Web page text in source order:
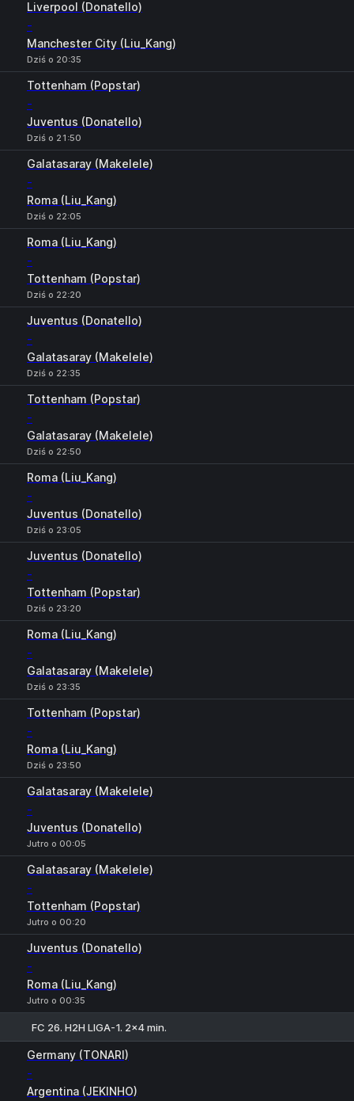
Liverpool (Donatello)
-
Manchester City (Liu_Kang)
Dziś o 20:35
Tottenham (Popstar)
-
Juventus (Donatello)
Dziś o 21:50
Galatasaray (Makelele)
-
Roma (Liu_Kang)
Dziś o 22:05
Roma (Liu_Kang)
-
Tottenham (Popstar)
Dziś o 22:20
Juventus (Donatello)
-
Galatasaray (Makelele)
Dziś o 22:35
Tottenham (Popstar)
-
Galatasaray (Makelele)
Dziś o 22:50
Roma (Liu_Kang)
-
Juventus (Donatello)
Dziś o 23:05
Juventus (Donatello)
-
Tottenham (Popstar)
Dziś o 23:20
Roma (Liu_Kang)
-
Galatasaray (Makelele)
Dziś o 23:35
Tottenham (Popstar)
-
Roma (Liu_Kang)
Dziś o 23:50
Galatasaray (Makelele)
-
Juventus (Donatello)
Jutro o 00:05
Galatasaray (Makelele)
-
Tottenham (Popstar)
Jutro o 00:20
Juventus (Donatello)
-
Roma (Liu_Kang)
Jutro o 00:35
FC 26. H2H LIGA-1. 2x4 min.
Germany (TONARI)
-
Argentina (JEKINHO)